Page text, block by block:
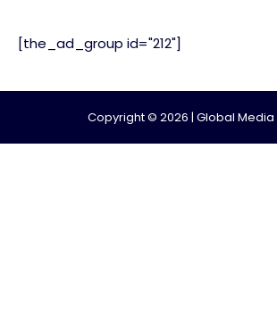
[the_ad_group id="212"]